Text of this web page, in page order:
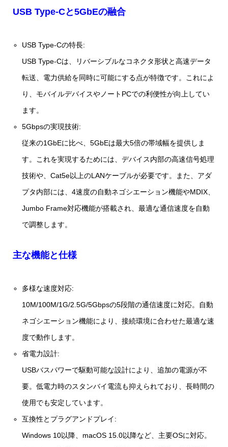
USB Type‑Cと5GbEの融合
USB Type‑Cの特長:
USB Type‑Cは、リバーシブルなコネクタ形状と高速データ
転送、電力供給を同時に可能にする点が特徴です。これによ
り、モバイルデバイスやノートPCでの利便性が向上してい
ます。
5Gbpsの実現技術:
従来の1GbEに比べ、5GbEは最大5倍の帯域幅を提供しま
す。これを実現するためには、デバイス内部の高速信号処理
技術や、Cat5e以上のLANケーブルが必要です。また、アダ
プタ内部には、4速度の自動ネゴシエーション機能やMDIX、
Jumbo Frame対応機能が搭載され、最適な通信速度を自動
で調整します。
主な機能と仕様
多様な速度対応:
10M/100M/1G/2.5G/5Gbpsの5段階の通信速度に対応。自動
ネゴシエーション機能により、接続環境に合わせた最適な速
度で動作します。
省電力設計:
USBバスパワーで駆動可能な設計により、追加の電源が不
要。低電力時のスタンバイ電流も抑えられており、長時間の
使用でも安定しています。
互換性とプラグアンドプレイ:
Windows 10以降、macOS 15.0以降など、主要OSに対応。